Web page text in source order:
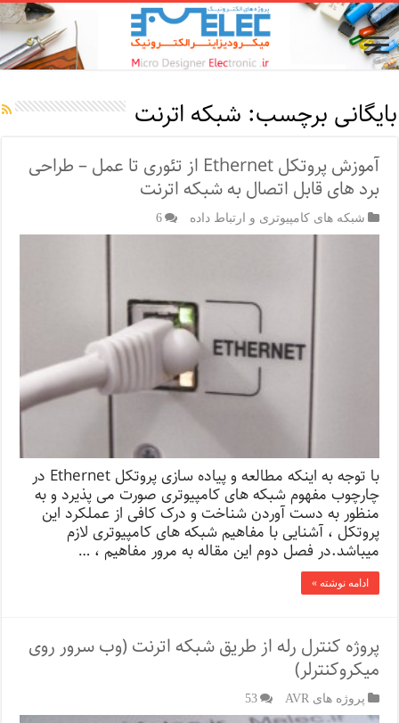
بایگانی برچسب: شبکه اترنت
آموزش پروتکل Ethernet از تئوری تا عمل – طراحی
برد های قابل اتصال به شبکه اترنت
شبکه های کامپیوتری و ارتباط داده 6
با توجه به اینکه مطالعه و پیاده سازی پروتکل Ethernet در
چارچوب مفهوم شبکه های کامپیوتری صورت می پذیرد و به
منظور به دست آوردن شناخت و درک کافی از عملکرد این
پروتکل ، آشنایی با مفاهیم شبکه های کامپیوتری لازم
میباشد.در فصل دوم این مقاله به مرور مفاهیم ، …
ادامه نوشته »
پروژه کنترل رله از طریق شبکه اترنت (وب سرور روی
میکروکنترلر)
پروژه های AVR 53